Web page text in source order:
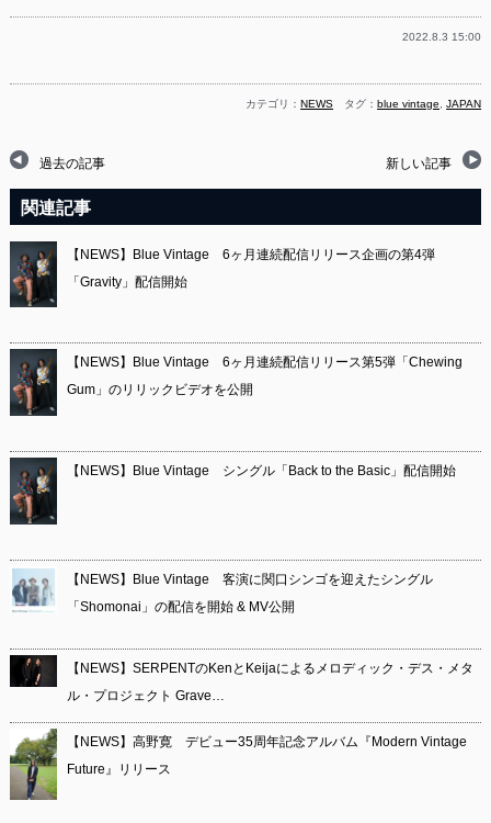
2022.8.3 15:00
カテゴリ：NEWS タグ：blue vintage ,JAPAN
過去の記事 新しい記事
関連記事
【NEWS】Blue Vintage 6ヶ月連続配信リリース企画の第4弾
「Gravity」配信開始
【NEWS】Blue Vintage 6ヶ月連続配信リリース第5弾「Chewing
Gum」のリリックビデオを公開
【NEWS】Blue Vintage シングル「Back to the Basic」配信開始
【NEWS】Blue Vintage 客演に関口シンゴを迎えたシングル
「Shomonai」の配信を開始 & MV公開
【NEWS】SERPENTのKenとKeijaによるメロディック・デス・メタ
ル・プロジェクト Grave…
【NEWS】高野寛 デビュー35周年記念アルバム『Modern Vintage
Future』リリース